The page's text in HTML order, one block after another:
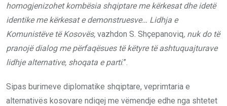
homogjenizohet kombësia shqiptare me kërkesat dhe idetë
identike me kërkesat e demonstruesve… Lidhja e
Komunistëve të Kosovës, vazhdon S. Shçepanoviq, nuk do të
pranojë dialog me përfaqësues të këtyre të ashtuquajturave
lidhje alternative, shoqata e parti.”.
Sipas burimeve diplomatike shqiptare, veprimtaria e
alternativës kosovare ndiqej me vëmendje edhe nga shtetet